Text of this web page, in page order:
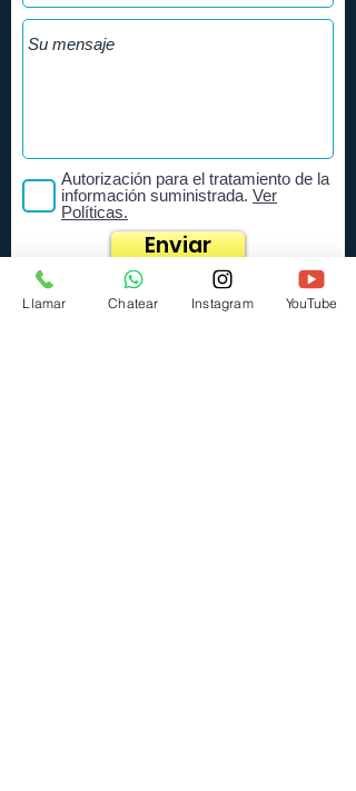
Autorización para el tratamiento de la
información suministrada. Ver
Políticas.
Enviar
Llamar Chatear Instagram YouTube